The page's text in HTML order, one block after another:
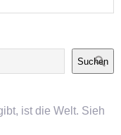
Suchen
ist die Welt. Sieh